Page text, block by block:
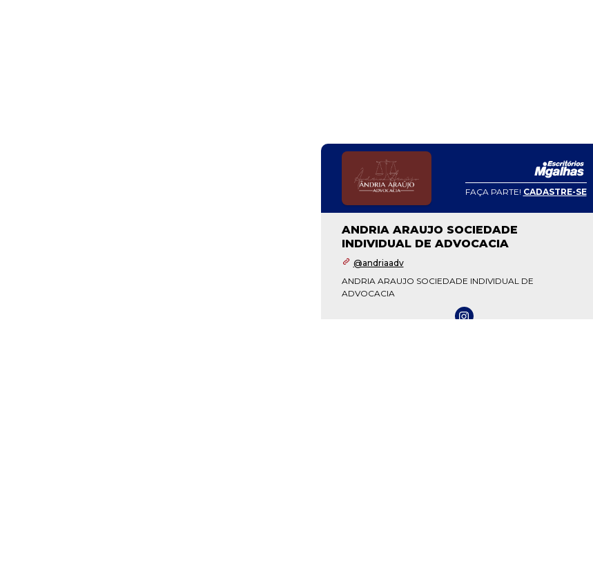
FAÇA PARTE! CADASTRE-SE
ANDRIA ARAUJO SOCIEDADE
INDIVIDUAL DE ADVOCACIA
@andriaadv
ANDRIA ARAUJO SOCIEDADE INDIVIDUAL DE
ADVOCACIA